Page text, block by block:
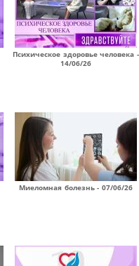
Психическое здоровье человека -
14/06/26
Миеломная болезнь - 07/06/26